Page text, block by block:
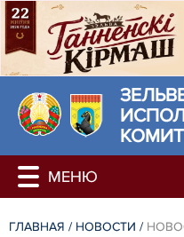
ГЛАВНАЯ / НОВОСТИ /